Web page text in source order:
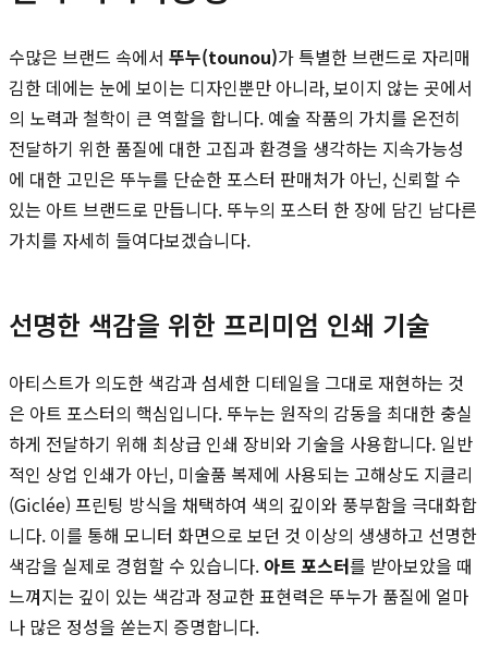
수많은 브랜드 속에서 뚜누(tounou)가 특별한 브랜드로 자리매
김한 데에는 눈에 보이는 디자인뿐만 아니라, 보이지 않는 곳에서
의 노력과 철학이 큰 역할을 합니다. 예술 작품의 가치를 온전히
전달하기 위한 품질에 대한 고집과 환경을 생각하는 지속가능성
에 대한 고민은 뚜누를 단순한 포스터 판매처가 아닌, 신뢰할 수
있는 아트 브랜드로 만듭니다. 뚜누의 포스터 한 장에 담긴 남다른
가치를 자세히 들여다보겠습니다.
선명한 색감을 위한 프리미엄 인쇄 기술
아티스트가 의도한 색감과 섬세한 디테일을 그대로 재현하는 것
은 아트 포스터의 핵심입니다. 뚜누는 원작의 감동을 최대한 충실
하게 전달하기 위해 최상급 인쇄 장비와 기술을 사용합니다. 일반
적인 상업 인쇄가 아닌, 미술품 복제에 사용되는 고해상도 지클리
(Giclée) 프린팅 방식을 채택하여 색의 깊이와 풍부함을 극대화합
니다. 이를 통해 모니터 화면으로 보던 것 이상의 생생하고 선명한
색감을 실제로 경험할 수 있습니다. 아트 포스터를 받아보았을 때
느껴지는 깊이 있는 색감과 정교한 표현력은 뚜누가 품질에 얼마
나 많은 정성을 쏟는지 증명합니다.